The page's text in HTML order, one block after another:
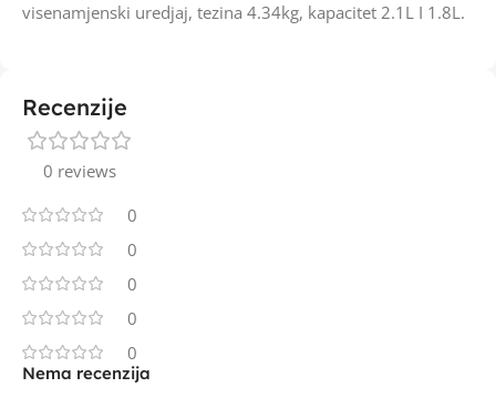
visenamjenski uredjaj, tezina 4.34kg, kapacitet 2.1L I 1.8L.
Recenzije
0 reviews
0
0
0
0
0
Nema recenzija